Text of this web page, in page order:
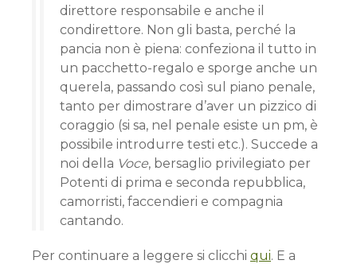
direttore responsabile e anche il
condirettore. Non gli basta, perché la
pancia non è piena: confeziona il tutto in
un pacchetto-regalo e sporge anche un
querela, passando così sul piano penale,
tanto per dimostrare d’aver un pizzico di
coraggio (si sa, nel penale esiste un pm, è
possibile introdurre testi etc.). Succede a
noi della Voce, bersaglio privilegiato per
Potenti di prima e seconda repubblica,
camorristi, faccendieri e compagnia
cantando.
Per continuare a leggere si clicchi qui. E a